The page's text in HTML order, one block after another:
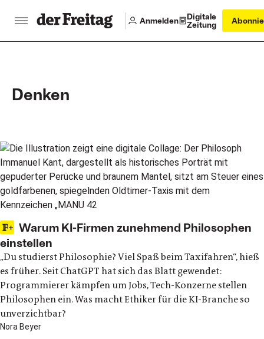
Anmelden
Digitale
Zeitung
Denken
Main articles
Warum KI-Firmen zunehmend Philosophen
einstellen
„Du studierst Philosophie? Viel Spaß beim Taxifahren“, hieß
es früher. Seit ChatGPT hat sich das Blatt gewendet:
Programmierer kämpfen um Jobs, Tech-Konzerne stellen
Philosophen ein. Was macht Ethiker für die KI-Branche so
unverzichtbar?
Nora Beyer